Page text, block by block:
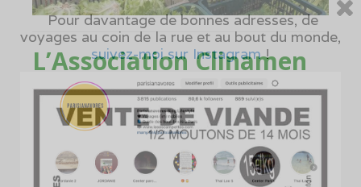
L’Association Clinamen
Pour davantage de bonnes adresses, de
voyages au coin de la rue et au bout du monde,
suivez-moi sur Instagram!